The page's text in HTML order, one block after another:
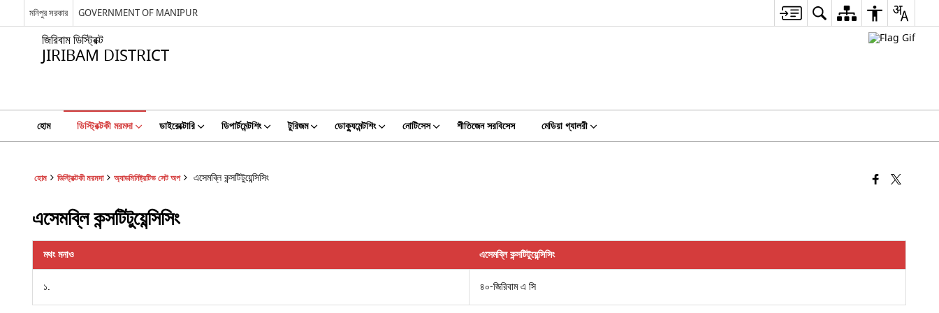
মনিপুর সরকার GOVERNMENT OF MANIPUR
জিরিবাম ডিস্ট্রিক্ট
JIRIBAM DISTRICT
হোম ডিস্ট্রিক্টকী মরমদা ডাইরেক্টোরি ডিপার্টমেন্টশিং টুরিজম ডোক্যুমেন্টশিং নোটিসেস শীতিজেন সরবিসেস মেডিয়া গ্যালরী
হোম ডিস্ট্রিক্টকী মরমদা অ্যাডমিনিষ্ট্রটিভ সেট অপ এসেমব্লি কন্সটিটুয়েন্সিসিং
এসেমব্লি কন্সটিটুয়েন্সিসিং
মথং মনাও এসেমব্লি কন্সটিটুয়েন্সিসিং
১. ৪০-জিরিবাম এ সি